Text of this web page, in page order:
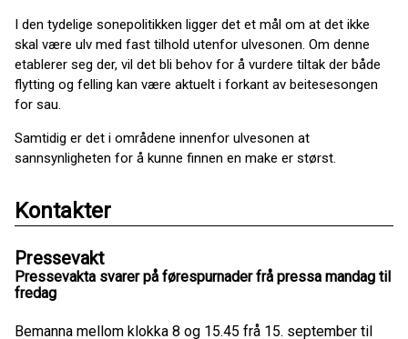
I den tydelige sonepolitikken ligger det et mål om at det ikke
skal være ulv med fast tilhold utenfor ulvesonen. Om denne
etablerer seg der, vil det bli behov for å vurdere tiltak der både
flytting og felling kan være aktuelt i forkant av beitesesongen
for sau.
Samtidig er det i områdene innenfor ulvesonen at
sannsynligheten for å kunne finnen en make er størst.
Kontakter
Pressevakt
Pressevakta svarer på førespurnader frå pressa mandag til
fredag
Bemanna mellom klokka 8 og 15.45 frå 15. september til